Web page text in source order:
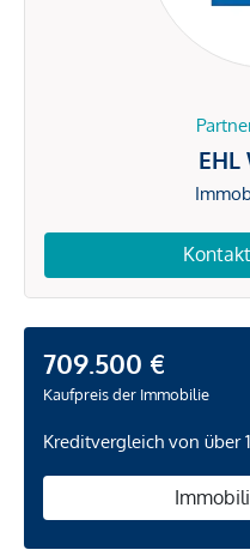
709.500 €
Kaufpreis der Immobilie
Kreditvergleich von über